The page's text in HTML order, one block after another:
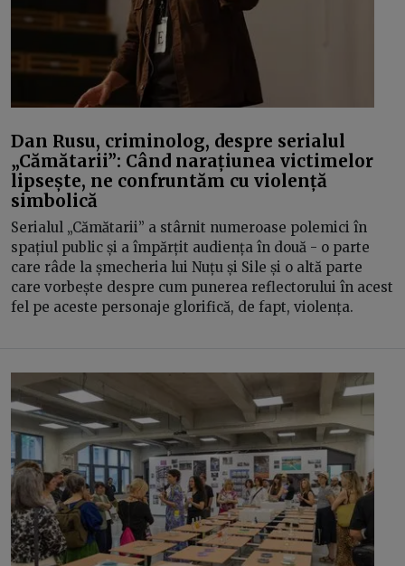
Dan Rusu, criminolog, despre serialul
„Cămătarii”: Când narațiunea victimelor
lipsește, ne confruntăm cu violență
simbolică
Serialul „Cămătarii” a stârnit numeroase polemici în
spațiul public și a împărțit audiența în două - o parte
care râde la șmecheria lui Nuțu și Sile și o altă parte
care vorbește despre cum punerea reflectorului în acest
fel pe aceste personaje glorifică, de fapt, violența.